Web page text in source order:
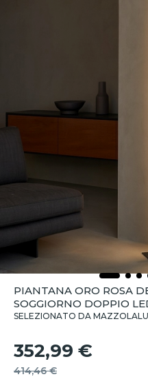
PIANTANA ORO ROSA
SOGGIORNO DOPPIO
SELEZIONATO DA
352,99 €
414,46 €